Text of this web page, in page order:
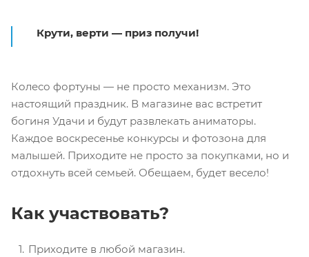
Крути, верти — приз получи!
Колесо фортуны — не просто механизм. Это
настоящий праздник. В магазине вас встретит
богиня Удачи и будут развлекать аниматоры.
Каждое воскресенье конкурсы и фотозона для
малышей. Приходите не просто за покупками, но и
отдохнуть всей семьей. Обещаем, будет весело!
Как участвовать?
Приходите в любой магазин.